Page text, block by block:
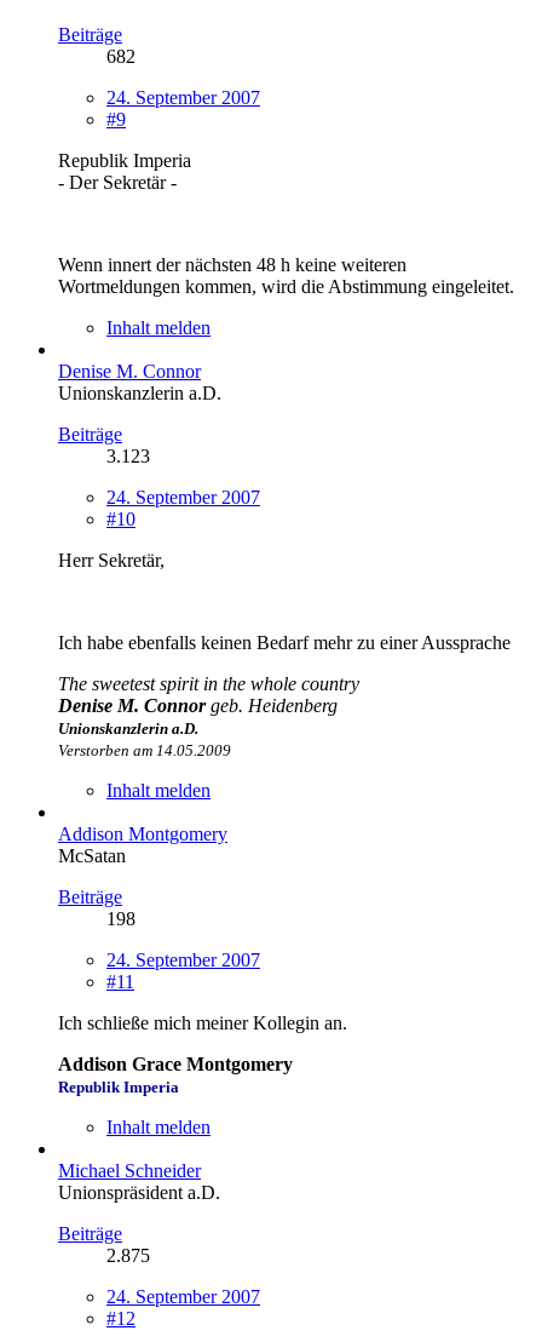
Beiträge
682
24. September 2007
#9
Republik Imperia
- Der Sekretär -
Wenn innert der nächsten 48 h keine weiteren
Wortmeldungen kommen, wird die Abstimmung eingeleitet.
Inhalt melden
Denise M. Connor
Unionskanzlerin a.D.
Beiträge
3.123
24. September 2007
#10
Herr Sekretär,
Ich habe ebenfalls keinen Bedarf mehr zu einer Aussprache
The sweetest spirit in the whole country
Denise M. Connorgeb. Heidenberg
Unionskanzlerin a.D.
Verstorben am 14.05.2009
Inhalt melden
Addison Montgomery
McSatan
Beiträge
198
24. September 2007
#11
Ich schließe mich meiner Kollegin an.
Addison Grace Montgomery
Republik Imperia
Inhalt melden
Michael Schneider
Unionspräsident a.D.
Beiträge
2.875
24. September 2007
#12